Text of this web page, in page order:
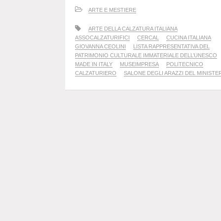
ARTE E MESTIERE
ARTE DELLA CALZATURA ITALIANA
ASSOCALZATURIFICI
CERCAL
CUCINA ITALIANA
GIOVANNA CEOLINI
LISTA RAPPRESENTATIVA DEL
PATRIMONIO CULTURALE IMMATERIALE DELL’UNESCO
MADE IN ITALY
MUSEIMPRESA
POLITECNICO
CALZATURIERO
SALONE DEGLI ARAZZI DEL